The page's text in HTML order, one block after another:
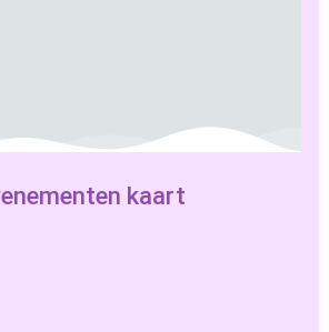
kaart